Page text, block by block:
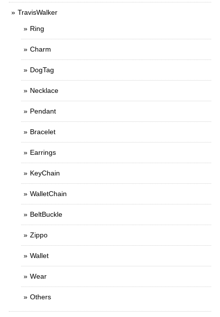
TravisWalker
Ring
Charm
DogTag
Necklace
Pendant
Bracelet
Earrings
KeyChain
WalletChain
BeltBuckle
Zippo
Wallet
Wear
Others